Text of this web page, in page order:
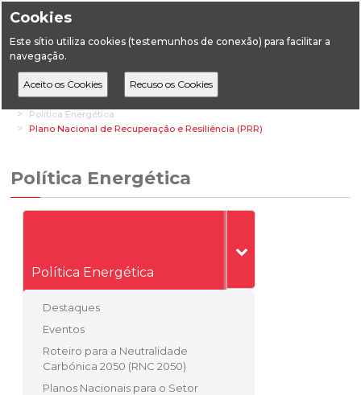
Cookies
Este sítio utiliza cookies (testemunhos de conexão) para facilitar a
navegação.
HomeÁreas Transversais
Relações Institucionais e de Mercado
Política Energética
Plano Nacional de Recuperação e Resiliência (PRR)
Política Energética
Política Energética
Destaques
Eventos
Roteiro para a Neutralidade
Carbónica 2050 (RNC 2050)
Planos Nacionais para o Setor